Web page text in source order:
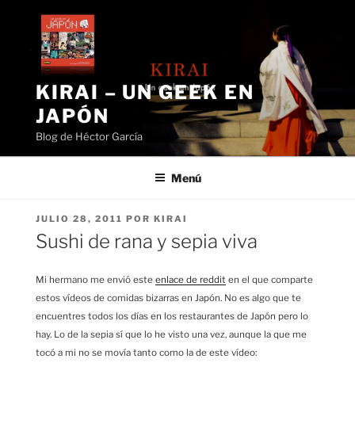
contenido
KIRAI – UN GEEK EN
JAPÓN
Blog de Héctor García
Menú
PUBLICADO
EL
JULIO 28, 2011 POR KIRAI
Sushi de rana y sepia viva
Mi hermano me envió este enlace de reddit en el que comparte
estos vídeos de comidas bizarras en Japón. No es algo que te
encuentres todos los días en los restaurantes de Japón pero lo
hay. Lo de la sepia sí que lo he visto una vez, aunque la que me
tocó a mi no se movía tanto como la de este vídeo: